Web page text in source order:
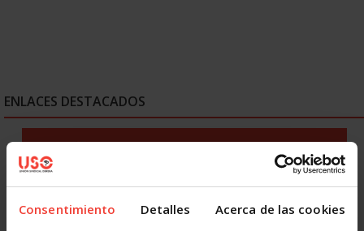
Consentimiento Detalles Acerca de las cookies
ENLACES DESTACADOS